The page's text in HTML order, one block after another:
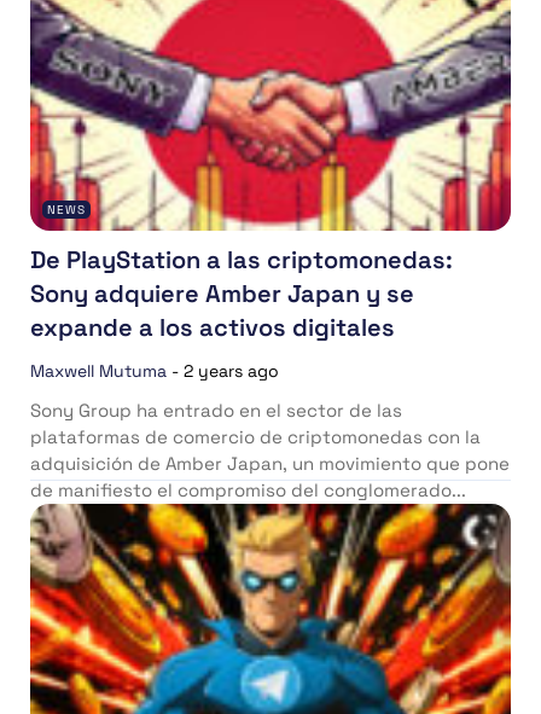
NEWS
De PlayStation a las criptomonedas:
Sony adquiere Amber Japan y se
expande a los activos digitales
Maxwell Mutuma - 2 years ago
Sony Group ha entrado en el sector de las
plataformas de comercio de criptomonedas con la
adquisición de Amber Japan, un movimiento que pone
de manifiesto el compromiso del conglomerado...